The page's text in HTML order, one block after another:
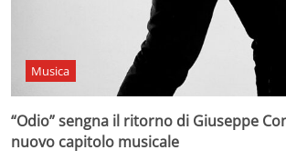
Musica
“Odio” sengna il ritorno di Giuseppe
nuovo capitolo musicale